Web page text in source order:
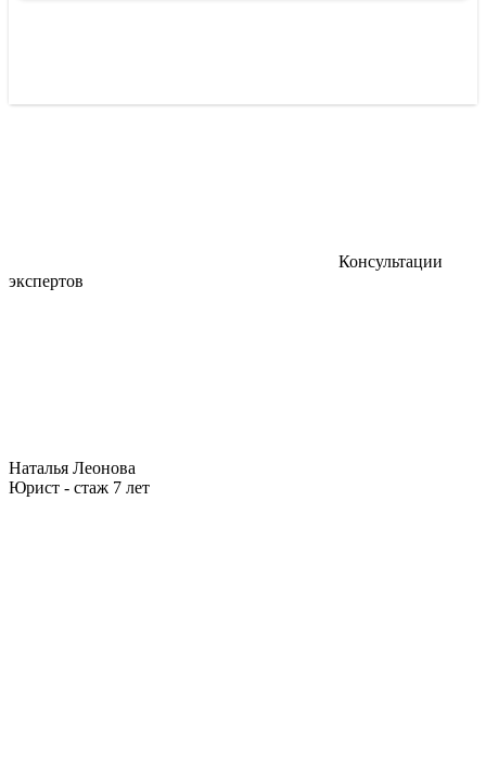
Консультации
экспертов
Наталья Леонова
Юрист - стаж 7 лет